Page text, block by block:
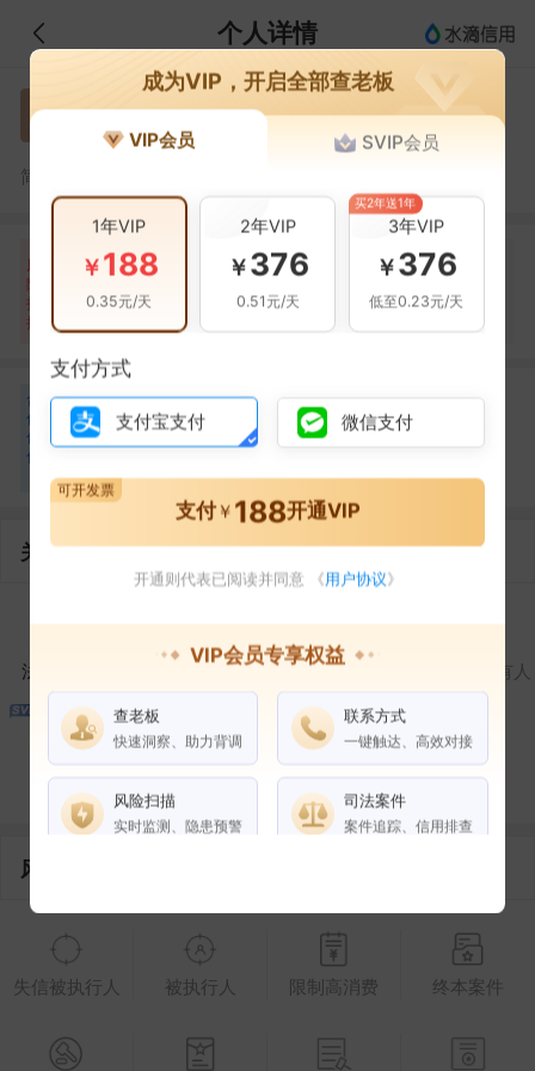
个人详情
施 施为新
简介：
风
险
扫
描
自身风险
暂无风险
关联风险
开庭公告(10条)
提示信息
当前企业(0条)
合
作
伙
伴
欧 欧阳平
合作1次
福清鑫旺建筑工程劳务
林 合作1次
宁夏亿豪鼎盛国际贸易
关联企业
1
法定代表人 对外投资
1
在外任职 作为受益所有人
控制企业
2
风险信息
失信被执行人 被执行人 限制高消费 终本案件
成为VIP，开启全部查老板
VIP会员 SVIP会员
1年VIP
￥188
0.35元/天
2年VIP
￥376
0.51元/天
3年VIP
￥376
低至0.23元/天
买2年送1年
支付方式
支付宝支付 微信支付
支付￥ 188开通VIP
可开发票
开通则代表已阅读并同意 《用户协议》
VIP会员专享权益
查老板
快速洞察、助力背调
联系方式
一键触达、高效对接
风险扫描
实时监测、隐患预警
司法案件
案件追踪、信用排查
权益说明 VIP会员 SVIP会员
企业全部电话